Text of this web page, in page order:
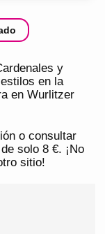
y
en la
en Wurlitzer
o consultar
solo 8 €. ¡No
sitio!